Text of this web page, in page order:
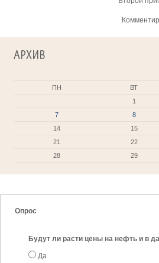
АРХИВ
ПН ВТ
1
7
8
14
15
21
22
28
29
Опрос
Будут ли расти цены на нефть и в
Да